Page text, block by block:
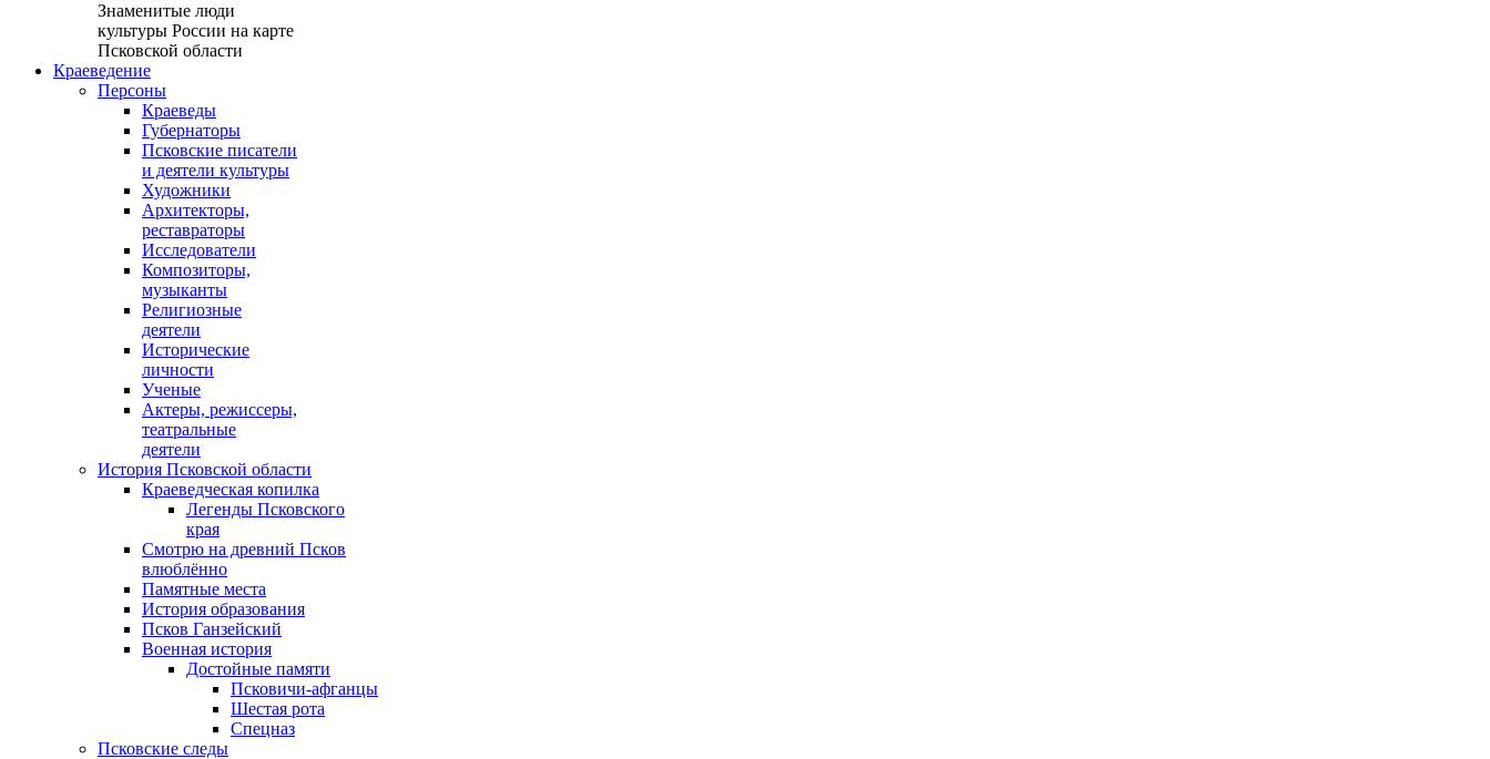
Знаменитые люди
культуры России на карте
Псковской области
Краеведение
Персоны
Краеведы
Губернаторы
Псковские писатели
и деятели культуры
Художники
Архитекторы,
реставраторы
Исследователи
Композиторы,
музыканты
Религиозные
деятели
Исторические
личности
Ученые
Актеры, режиссеры,
театральные
деятели
История Псковской области
Краеведческая копилка
Легенды Псковского
края
Смотрю на древний Псков
влюблённо
Памятные места
История образования
Псков Ганзейский
Военная история
Достойные памяти
Псковичи-афганцы
Шестая рота
Спецназ
Псковские следы